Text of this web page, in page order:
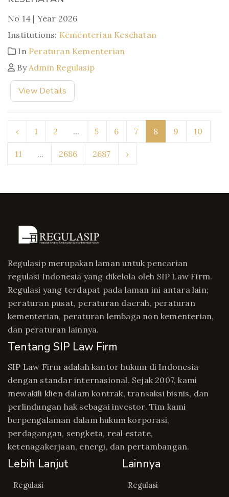
No 14 | Year 2026
Institutions: Kementerian Kesehatan
In Peraturan Kementerian
ByAdmin Regulasip
View Details
‹ 1 2 ... 5 6 7 8 9 10
11 ... 2686 2687 ›
Regulasip merupakan laman untuk pencarian
regulasi Indonesia yang dikelola oleh SIP Law Firm.
Regulasi yang terdapat pada laman ini antara lain;
peraturan pusat, peraturan daerah, peraturan
kementerian, peraturan lembaga non kementerian,
dan peraturan lainnya.
Tentang SIP Law Firm
SIP Law Firm adalah kantor hukum di Indonesia
dengan standar internasional. Sejak 2007, kami
mewakili klien dalam kontrak, transaksi bisnis, dan
perlindungan hak sebagai investor. Tim kami
berpengalaman dalam hukum korporasi,
perdagangan, sengketa, real estate,
ketenagakerjaan, energi, dan pertambangan.
Lebih Lanjut
Regulasi
Lainnya
Regulasi